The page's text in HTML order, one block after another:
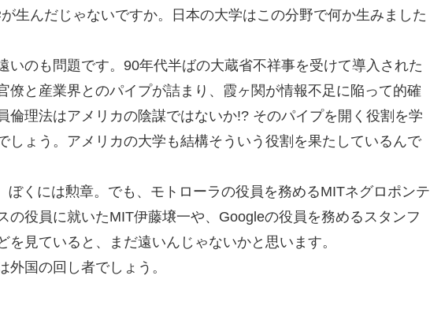
生んだじゃないですか。日本の大学はこの分野で何か生みました
いのも問題です。90年代半ばの大蔵省不祥事を受けて導入された
僚と産業界とのパイプが詰まり、霞ヶ関が情報不足に陥って的確
倫理法はアメリカの陰謀ではないか!? そのパイプを開く役割を学
しょう。アメリカの大学も結構そういう役割を果たしているんで
ぼくには勲章。でも、モトローラの役員を務めるMITネグロポンテ
の役員に就いたMIT伊藤壌一や、Googleの役員を務めるスタンフ
を見ていると、まだ遠いんじゃないかと思います。
国の回し者でしょう。